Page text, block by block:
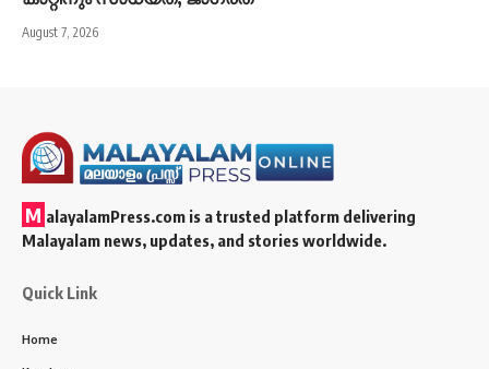
August 7, 2026
M alayalamPress.com is a trusted platform delivering
Malayalam news, updates, and stories worldwide.
Quick Link
Home